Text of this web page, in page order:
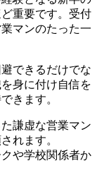
重要です。受付
マンのたった一
できるだけでな
身に付け自信を
きます。
謙虚な営業マン
れます。
や学校関係者か